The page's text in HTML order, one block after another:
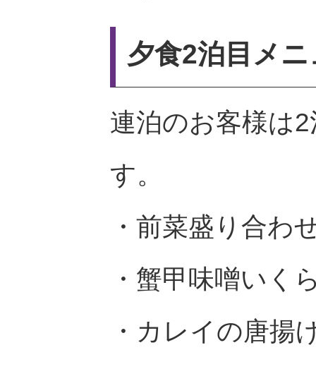
夕食2泊目メ
連泊のお客様は
す。
・前菜盛り合わ
・蟹甲味噌いく
・カレイの唐揚